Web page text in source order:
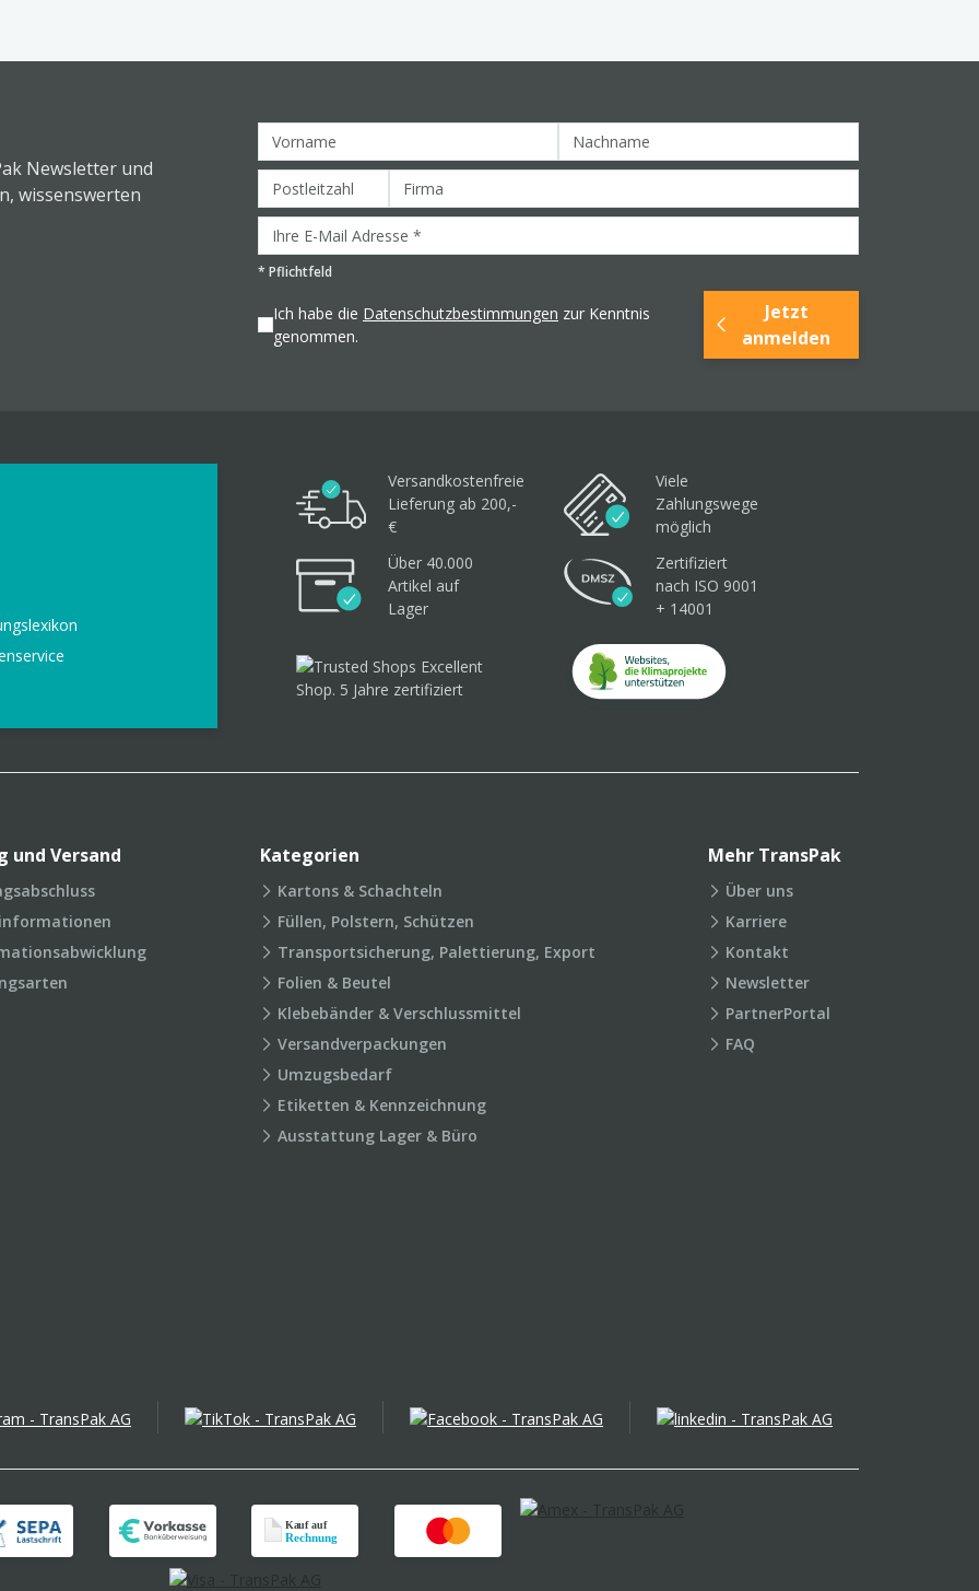
Newsletter und
wissenswerten
* Pflichtfeld
Ich habe die Datenschutzbestimmungen zur Kenntnis
genommen.
Jetzt
anmelden
Versandkostenfreie
Lieferung ab 200,-
€
Viele
Zahlungswege
möglich
Über 40.000
Artikel auf
Lager
Zertifiziert
nach ISO 9001
+ 14001
und Versand Kategorien
Kartons & Schachteln
Füllen, Polstern, Schützen
Transportsicherung, Palettierung, Export
Folien & Beutel
Klebebänder & Verschlussmittel
Versandverpackungen
Umzugsbedarf
Etiketten & Kennzeichnung
Ausstattung Lager & Büro
Mehr TransPak
Über uns
Karriere
Kontakt
Newsletter
PartnerPortal
FAQ